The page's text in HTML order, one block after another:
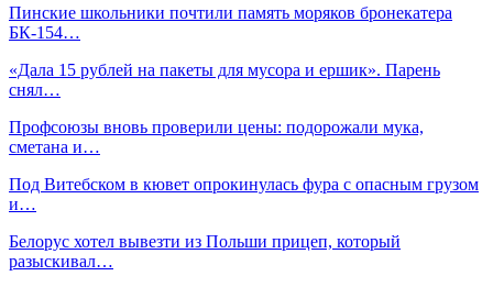
Пинские школьники почтили память моряков бронекатера
БК-154…
«Дала 15 рублей на пакеты для мусора и ершик». Парень
снял…
Профсоюзы вновь проверили цены: подорожали мука,
сметана и…
Под Витебском в кювет опрокинулась фура с опасным грузом
и…
Белорус хотел вывезти из Польши прицеп, который
разыскивал…